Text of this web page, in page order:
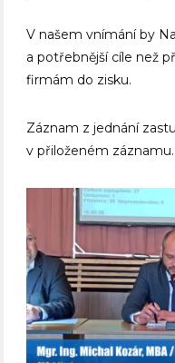
V našem vnímání by
a potřebnější cíle než
firmám do zisku.
Záznam z jednání
v přiloženém záznamu.